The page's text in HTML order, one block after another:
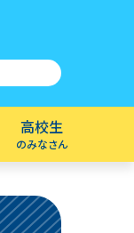
高校生
のみなさん